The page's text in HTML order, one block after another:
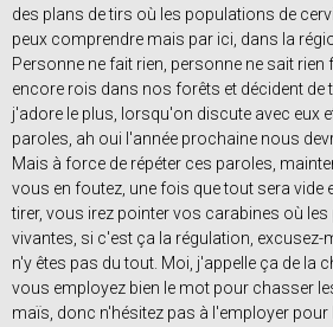
des plans de tirs où les populations de
peux comprendre mais par ici, dans la
Personne ne fait rien, personne ne sait
encore rois dans nos forêts et décident de
j'adore le plus, lorsqu'on discute avec eux
paroles, ah oui l'année prochaine nous
Mais à force de répéter ces paroles,
vous en foutez, une fois que tout sera vide
tirer, vous irez pointer vos carabines où
vivantes, si c'est ça la régulation,
n'y êtes pas du tout. Moi, j'appelle ça de la
vous employez bien le mot pour chasser
maïs, donc n'hésitez pas à l'employer pour